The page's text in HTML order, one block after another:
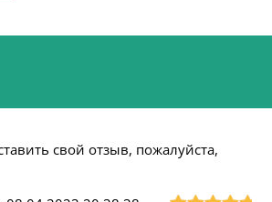
свой отзыв, пожалуйста,